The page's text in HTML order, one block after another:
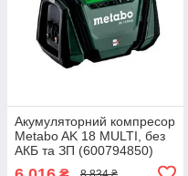
Акумуляторний компресор
Metabo AK 18 MULTI, без
АКБ та ЗП (600794850)